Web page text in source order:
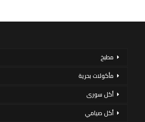
مطبخ
مأكولات بحرية
أكل سورى
أكل صيامي